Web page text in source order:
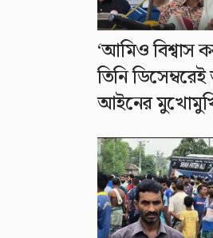
‘আমিও বিশ্বাস
তিনি
আইনের